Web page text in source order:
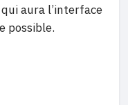
aura l’interface
possible.